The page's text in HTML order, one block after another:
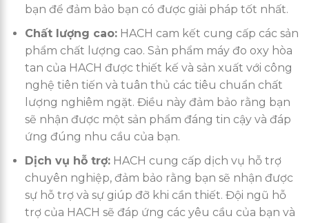
bạn để đảm bảo bạn có được giải pháp tốt nhất.
Chất lượng cao:HACH cam kết cung cấp các sản
phẩm chất lượng cao. Sản phẩm máy đo oxy hòa
tan của HACH được thiết kế và sản xuất với công
nghệ tiên tiến và tuân thủ các tiêu chuẩn chất
lượng nghiêm ngặt. Điều này đảm bảo rằng bạn
sẽ nhận được một sản phẩm đáng tin cậy và đáp
ứng đúng nhu cầu của bạn.
Dịch vụ hỗ trợ:HACH cung cấp dịch vụ hỗ trợ
chuyên nghiệp, đảm bảo rằng bạn sẽ nhận được
sự hỗ trợ và sự giúp đỡ khi cần thiết. Đội ngũ hỗ
trợ của HACH sẽ đáp ứng các yêu cầu của bạn và